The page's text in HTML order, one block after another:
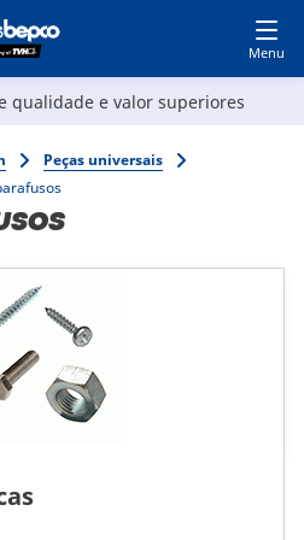
qualidade e valor superiores
Peças universais